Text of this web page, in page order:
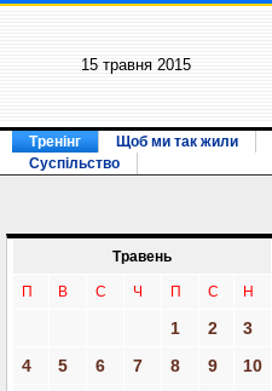
15 травня 2015
Тренінг Щоб ми так жили
Суспільство
Травень
П В С Ч П С Н
1 2
3
4
5 6 7 8 9
10